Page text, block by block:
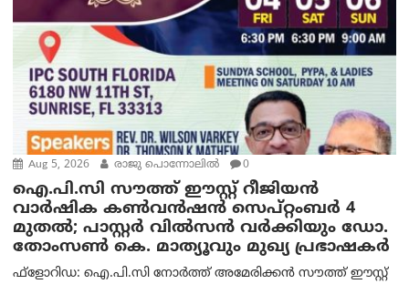
Aug 5, 2026 രാജു പൊന്നോലിൽ 0
ഐ.പി.സി സൗത്ത് ഈസ്റ്റ് റീജിയൻ
വാർഷിക കൺവൻഷൻ സെപ്റ്റംബർ 4
മുതൽ; പാസ്റ്റർ വിൽസൻ വർക്കിയും ഡോ.
തോംസൺ കെ. മാത്യൂവും മുഖ്യ പ്രഭാഷകർ
ഫ്ളോറിഡ: ഐ.പി.സി നോർത്ത് അമേരിക്കൻ സൗത്ത് ഈസ്റ്റ്